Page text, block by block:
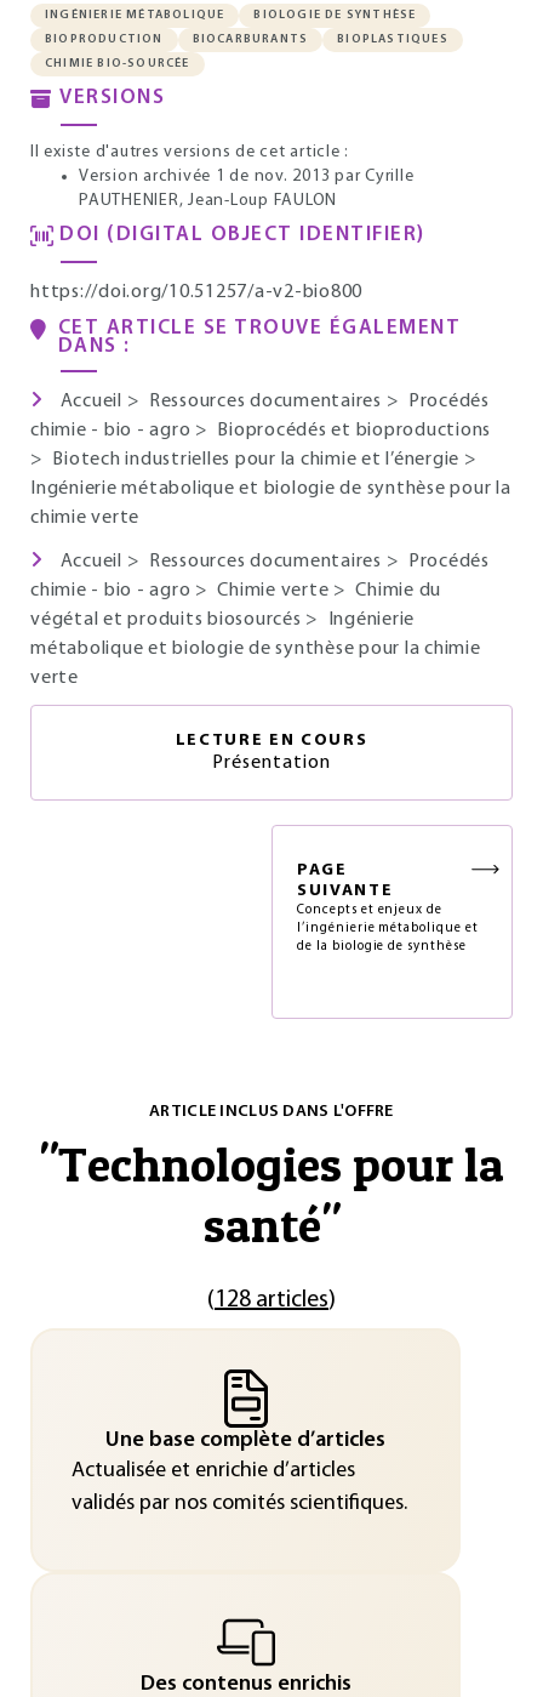
INGÉNIERIE MÉTABOLIQUE
BIOLOGIE DE SYNTHÈSE
BIOPRODUCTION
BIOCARBURANTS
BIOPLASTIQUES
CHIMIE BIO-SOURCÉE
VERSIONS
Il existe d'autres versions de cet article :
Version archivée 1 de nov. 2013 par Cyrille
PAUTHENIER, Jean-Loup FAULON
DOI (DIGITAL OBJECT IDENTIFIER)
https://doi.org/10.51257/a-v2-bio800
CET ARTICLE SE TROUVE ÉGALEMENT
DANS :
Accueil > Ressources documentaires >
Procédés
chimie - bio - agro >
Bioprocédés et bioproductions
>
Biotech industrielles pour la chimie et l’énergie >
Ingénierie métabolique et biologie de synthèse pour la
chimie verte
Accueil > Ressources documentaires >
Procédés
chimie - bio - agro >Chimie verte >Chimie du
végétal et produits biosourcés >
Ingénierie
métabolique et biologie de synthèse pour la chimie
verte
LECTURE EN COURS
Présentation
PAGE
SUIVANTE
Concepts et enjeux de
l’ingénierie métabolique et
de la biologie de synthèse
ARTICLE INCLUS DANS L'OFFRE
"Technologies pour la
santé"
(128 articles)
Une base complète d’articles
Actualisée et enrichie d’articles
validés par nos comités scientifiques.
Des contenus enrichis